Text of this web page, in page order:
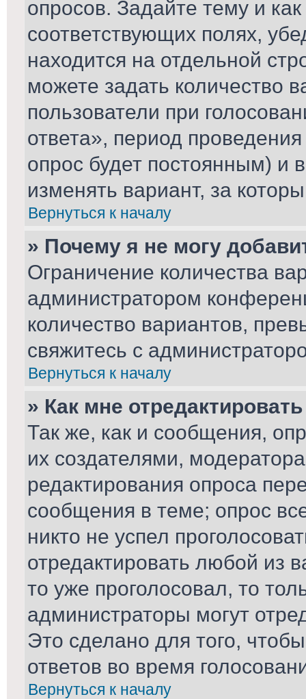
опросов. Задайте тему и
соответствующих полях,
находится на отдельной
можете задать количество
пользователи при
ответа», период
опрос будет постоянным) и
изменять вариант, за
Вернуться к началу
» Почему я не могу
Ограничение количества
администратором
количество вариантов,
свяжитесь с
Вернуться к началу
» Как мне
Так же, как и сообщения,
их создателями,
редактирования опроса
сообщения в теме; опрос
никто не успел
отредактировать любой из
то уже проголосовал, то
администраторы могут
Это сделано для того,
ответов во время
Вернуться к началу